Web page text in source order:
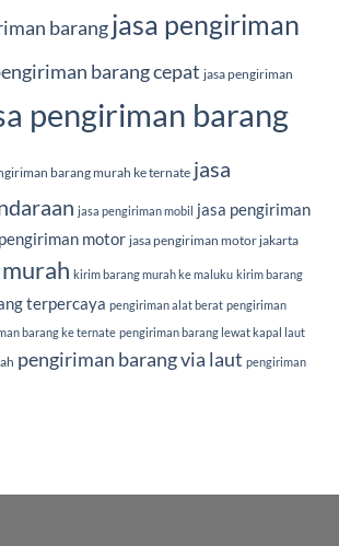
barangjasa pengiriman
barang cepat jasa pengiriman
pengiriman barang
barang murah ke ternate jasa
jasa pengiriman mobil jasa pengiriman
motor jasa pengiriman motor jakarta
kirim barang murah ke maluku kirim barang
terpercaya pengiriman alat berat pengiriman
barang ke ternate pengiriman barang lewat kapal laut
pengiriman barang via laut pengiriman